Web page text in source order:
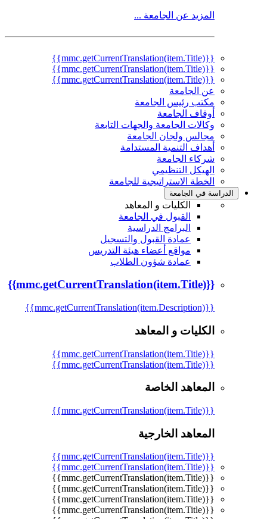
المزيد عن الجامعة ...
{{mmc.getCurrentTranslation(item.Title)}}
{{mmc.getCurrentTranslation(item.Title)}}
{{mmc.getCurrentTranslation(item.Title)}}
عن الجامعة
مكتب رئيس الجامعة
أوقاف الجامعة
وكالات الجامعة والجهات التابعة
مجالس ولجان الجامعة
أهداف التنمية المستدامة
شركاء الجامعة
الهيكل التنظيمي
الخطة الاستراتيجية للجامعة
الدراسة في الجامعة
الكليات و المعاهد
القبول في الجامعة
البرامج الدراسية
عمادة القبول والتسجيل
مواقع أعضاء هيئة التدريس
عمادة شؤون الطلاب
{{mmc.getCurrentTranslation(item.Title)}}
{{mmc.getCurrentTranslation(item.Description)}}
الكليات و المعاهد
{{mmc.getCurrentTranslation(item.Title)}}
{{mmc.getCurrentTranslation(item.Title)}}
المعاهد الخاصة
{{mmc.getCurrentTranslation(item.Title)}}
المعاهد الخارجية
{{mmc.getCurrentTranslation(item.Title)}}
{{mmc.getCurrentTranslation(item.Title)}}
{{mmc.getCurrentTranslation(item.Title)}}
{{mmc.getCurrentTranslation(item.Title)}}
{{mmc.getCurrentTranslation(item.Title)}}
{{mmc.getCurrentTranslation(item.Title)}}